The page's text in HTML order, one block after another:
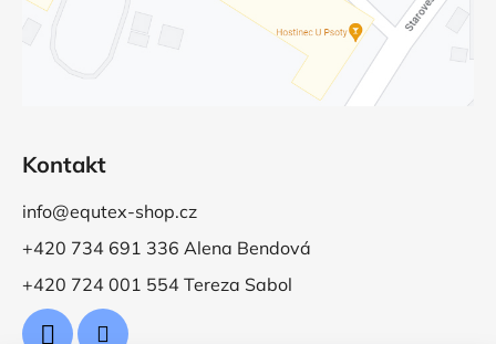
Kontakt
info@equtex-shop.cz
+420 734 691 336 Alena Bendová
+420 724 001 554 Tereza Sabol